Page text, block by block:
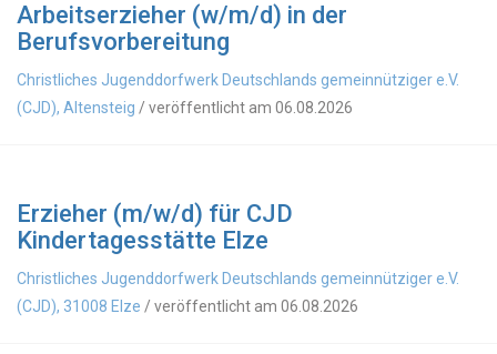
Arbeitserzieher (w/m/d) in der
Berufsvorbereitung
Christliches Jugenddorfwerk Deutschlands gemeinnütziger e.V.
(CJD), Altensteig / veröffentlicht am 06.08.2026
Erzieher (m/w/d) für CJD
Kindertagesstätte Elze
Christliches Jugenddorfwerk Deutschlands gemeinnütziger e.V.
(CJD), 31008 Elze / veröffentlicht am 06.08.2026